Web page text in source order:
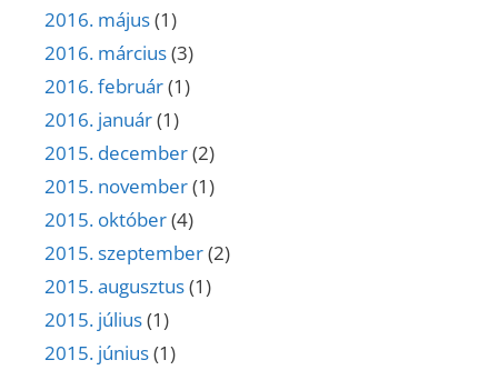
2016. május(1)
2016. március(3)
2016. február(1)
2016. január(1)
2015. december(2)
2015. november(1)
2015. október(4)
2015. szeptember(2)
2015. augusztus(1)
2015. július(1)
2015. június(1)